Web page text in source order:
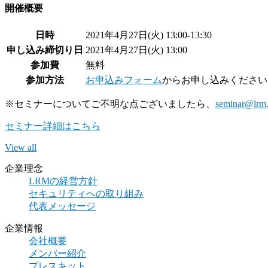
開催概要
日時
2021年4月27日(火) 13:00-13:30
申し込み締切り日 2021年4月27日(火) 13:00
参加費
無料
参加方法
お申込みフォームからお申し込みください
※セミナーについてご不明な点ございましたら、
セミナー詳細はこちら
View all
企業理念
LRMの経営方針
セキュリティへの取り組み
代表メッセージ
企業情報
会社概要
メンバー紹介